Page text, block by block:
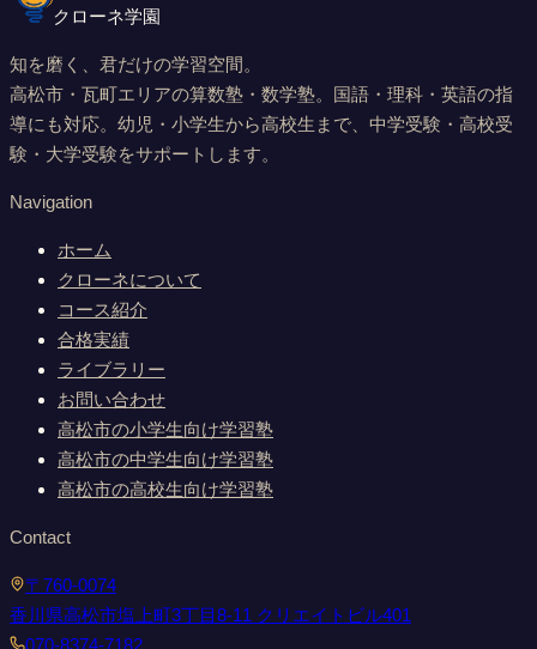
クローネ学園
知を磨く、君だけの学習空間。
高松市・瓦町エリアの算数塾・数学塾。国語・理科・英語の指
導にも対応。幼児・小学生から高校生まで、中学受験・高校受
験・大学受験をサポートします。
Navigation
ホーム
クローネについて
コース紹介
合格実績
ライブラリー
お問い合わせ
高松市の小学生向け学習塾
高松市の中学生向け学習塾
高松市の高校生向け学習塾
Contact
〒760-0074
香川県高松市塩上町3丁目8-11 クリエイトビル401
070-8374-7182